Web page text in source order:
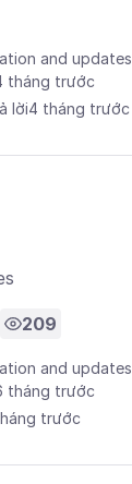
and updates
tháng trước
lời4 tháng trước
209
and updates
tháng trước
trước